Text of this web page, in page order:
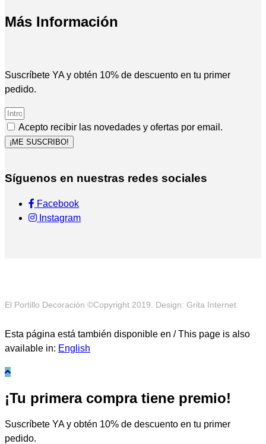
Más Información
Suscríbete YA y obtén 10% de descuento en tu primer
pedido.
Acepto recibir las novedades y ofertas por email.
¡ME SUSCRIBO!
Síguenos en nuestras redes sociales
Facebook
Instagram
El Portillo Decoración ©Copyright 2019. Design: Grita Internet
Esta página está también disponible en / This page is also
available in: English
¡Tu primera compra tiene premio!
Suscríbete YA y obtén 10% de descuento en tu primer
pedido.